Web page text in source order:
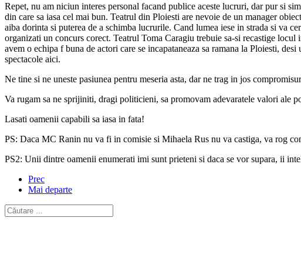
Repet, nu am niciun interes personal facand publice aceste lucruri, dar pur si
din care sa iasa cel mai bun. Teatrul din Ploiesti are nevoie de un manager
aiba dorinta si puterea de a schimba lucrurile. Cand lumea iese in strada si va
organizati un concurs corect. Teatrul Toma Caragiu trebuie sa-si recastige
avem o echipa f buna de actori care se incapataneaza sa ramana la Ploiesti,
spectacole aici.
Ne tine si ne uneste pasiunea pentru meseria asta, dar ne trag in jos
Va rugam sa ne sprijiniti, dragi politicieni, sa promovam adevaratele valori ale
Lasati oamenii capabili sa iasa in fata!
PS: Daca MC Ranin nu va fi in comisie si Mihaela Rus nu va castiga, va rog
PS2: Unii dintre oamenii enumerati imi sunt prieteni si daca se vor supara, ii
Prec
Mai departe